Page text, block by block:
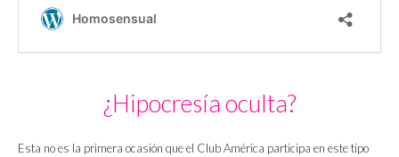
¿Hipocresía oculta?
Esta no es la primera ocasión que el Club América participa en este tipo